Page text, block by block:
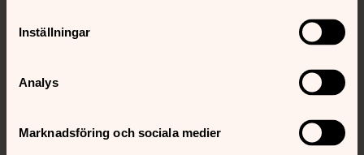
Inställningar
Analys
Marknadsföring och sociala medier